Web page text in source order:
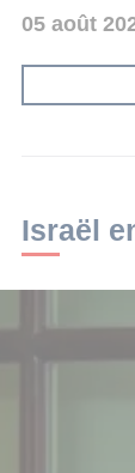
05 août
Israël